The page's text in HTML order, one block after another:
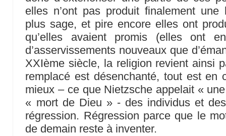
elles n’ont pas produit finalement une
plus sage, et pire encore elles ont
qu’elles avaient promis (elles ont
d’asservissements nouveaux que
XXIème siècle, la religion revient ainsi
remplacé est désenchanté, tout est en
mieux – ce que Nietzsche appelait «
« mort de Dieu » - des individus et
régression. Régression parce que le
de demain reste à inventer.